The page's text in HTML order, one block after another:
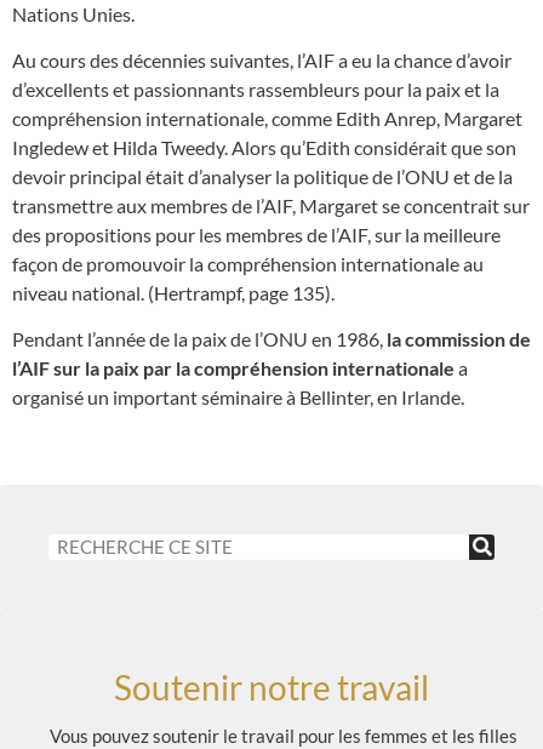
Nations Unies.
Au cours des décennies suivantes, l’AIF a eu la chance d’avoir
d’excellents et passionnants rassembleurs pour la paix et la
compréhension internationale, comme Edith Anrep, Margaret
Ingledew et Hilda Tweedy. Alors qu’Edith considérait que son
devoir principal était d’analyser la politique de l’ONU et de la
transmettre aux membres de l’AIF, Margaret se concentrait sur
des propositions pour les membres de l’AIF, sur la meilleure
façon de promouvoir la compréhension internationale au
niveau national. (Hertrampf, page 135).
Pendant l’année de la paix de l’ONU en 1986, la commission de
l’AIF sur la paix par la compréhension internationale a
organisé un important séminaire à Bellinter, en Irlande.
Soutenir notre travail
Vous pouvez soutenir le travail pour les femmes et les filles